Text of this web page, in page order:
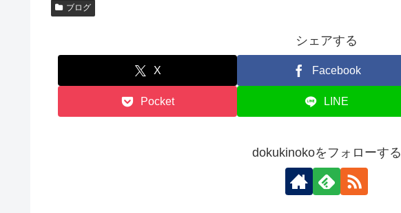
ブログ
シェアする
X Facebook
Pocket LINE
dokukinokoをフォローする